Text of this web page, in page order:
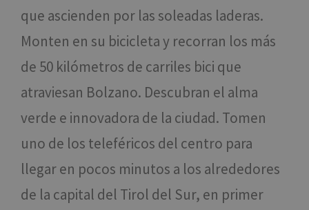
que ascienden por las soleadas laderas.
Monten en su bicicleta y recorran los más
de 50 kilómetros de carriles bici que
atraviesan Bolzano. Descubran el alma
verde e innovadora de la ciudad. Tomen
uno de los teleféricos del centro para
llegar en pocos minutos a los alrededores
de la capital del Tirol del Sur, en primer